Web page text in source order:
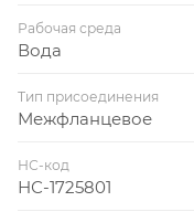
Рабочая среда
Вода
Тип присоединения
Межфланцевое
НС-код
НС-1725801